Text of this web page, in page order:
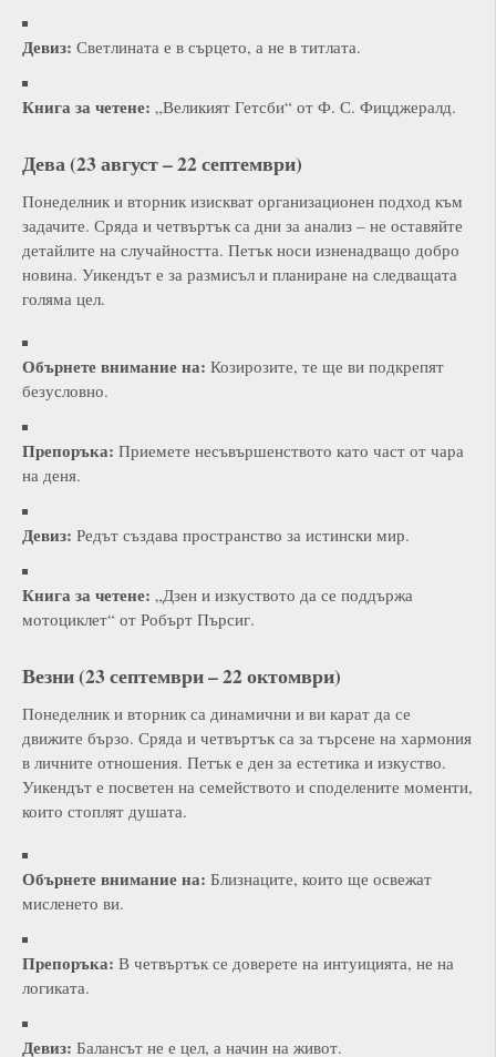
Девиз: Светлината е в сърцето, а не в титлата.
Книга за четене: „Великият Гетсби“ от Ф. С. Фицджералд.
Дева (23 август – 22 септември)
Понеделник и вторник изискват организационен подход към
задачите. Сряда и четвъртък са дни за анализ – не оставяйте
детайлите на случайността. Петък носи изненадващо добро
новина. Уикендът е за размисъл и планиране на следващата
голяма цел.
Обърнете внимание на: Козирозите, те ще ви подкрепят
безусловно.
Препоръка: Приемете несъвършенството като част от чара
на деня.
Девиз: Редът създава пространство за истински мир.
Книга за четене: „Дзен и изкуството да се поддържа
мотоциклет“ от Робърт Пърсиг.
Везни (23 септември – 22 октомври)
Понеделник и вторник са динамични и ви карат да се
движите бързо. Сряда и четвъртък са за търсене на хармония
в личните отношения. Петък е ден за естетика и изкуство.
Уикендът е посветен на семейството и споделените моменти,
които стоплят душата.
Обърнете внимание на: Близнаците, които ще освежат
мисленето ви.
Препоръка: В четвъртък се доверете на интуицията, не на
логиката.
Девиз: Балансът не е цел, а начин на живот.